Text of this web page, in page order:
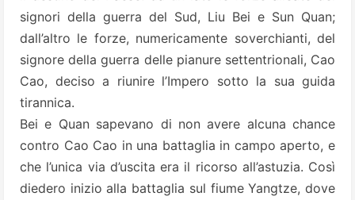
signori della guerra del Sud, Liu Bei e Sun Quan;
dall’altro le forze, numericamente soverchianti, del
signore della guerra delle pianure settentrionali, Cao
Cao, deciso a riunire l’Impero sotto la sua guida
tirannica.
Bei e Quan sapevano di non avere alcuna chance
contro Cao Cao in una battaglia in campo aperto, e
che l’unica via d’uscita era il ricorso all’astuzia. Così
diedero inizio alla battaglia sul fiume Yangtze, dove